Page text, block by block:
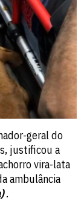
geral do
justificou a
vira-lata
ambulância
.